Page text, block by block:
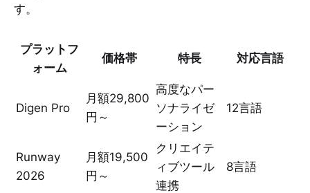
す。
プラットフ
ォーム
価格帯 特長 対応言語
Digen Pro
月額29,800
円～
高度なパー
ソナライゼ
ーション
12言語
Runway
2026
月額19,500
円～
クリエイテ
ィブツール
連携
8言語